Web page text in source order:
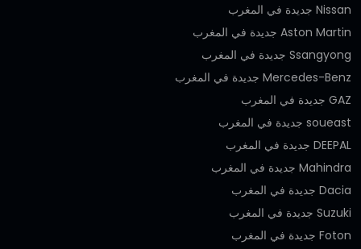
Nissan جديدة في المغرب
Aston Martin جديدة في المغرب
Ssangyong جديدة في المغرب
Mercedes-Benz جديدة في المغرب
GAZ جديدة في المغرب
soueast جديدة في المغرب
DEEPAL جديدة في المغرب
Mahindra جديدة في المغرب
Dacia جديدة في المغرب
Suzuki جديدة في المغرب
Foton جديدة في المغرب